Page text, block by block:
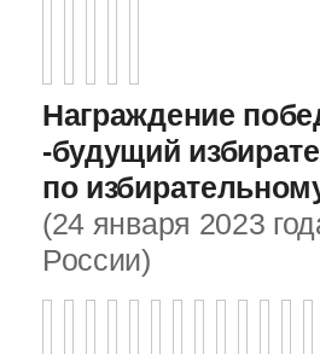
Награждение
-будущий
по
(24 января 2023
России)